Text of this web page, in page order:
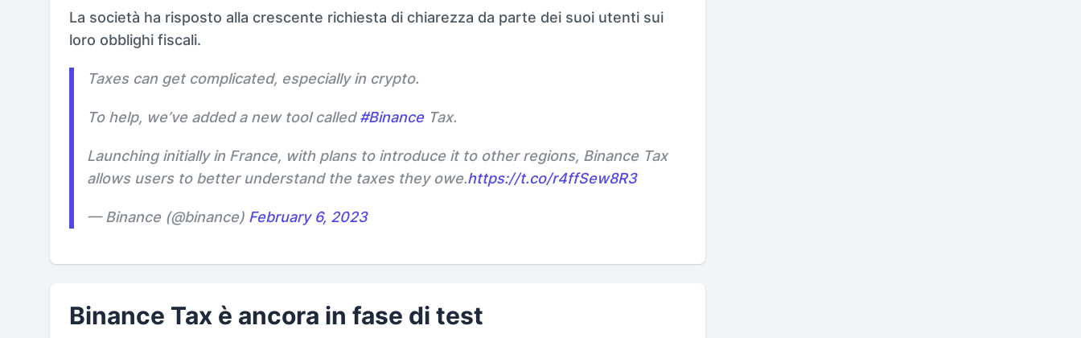
La società ha risposto alla crescente richiesta di chiarezza da parte dei suoi utenti sui
loro obblighi fiscali.
Taxes can get complicated, especially in crypto.
To help, we’ve added a new tool called#BinanceTax.
Launching initially in France, with plans to introduce it to other regions, Binance Tax
allows users to better understand the taxes they owe.https://t.co/r4ffSew8R3
— Binance (@binance) February 6, 2023
Binance Tax è ancora in fase di test